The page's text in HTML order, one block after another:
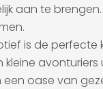
aan te
is de perfecte
kleine
oase van